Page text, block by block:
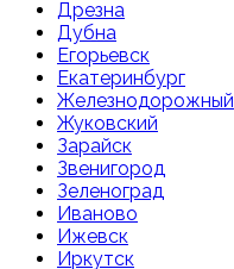
Дрезна
Дубна
Егорьевск
Екатеринбург
Железнодорожный
Жуковский
Зарайск
Звенигород
Зеленоград
Иваново
Ижевск
Иркутск